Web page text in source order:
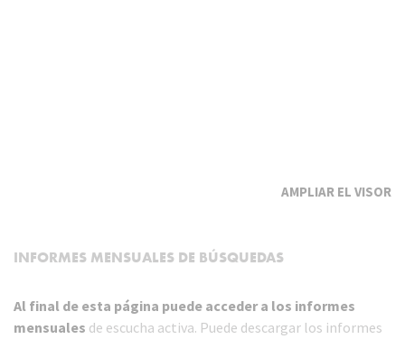
EL VISOR
INFORMES MENSUALES DE BÚSQUEDAS
Al final de esta página puede acceder a los informes
mensuales de escucha activa. Puede descargar los informes